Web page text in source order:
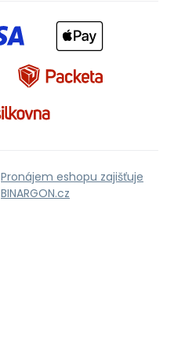
Pronájem eshopu zajišťuje
BINARGON.cz